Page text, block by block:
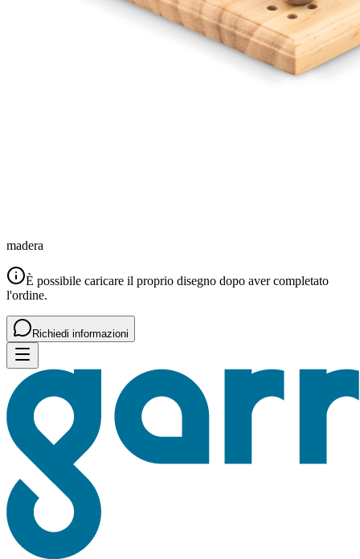
madera
È possibile caricare il proprio disegno dopo aver completato
l'ordine.
Richiedi informazioni